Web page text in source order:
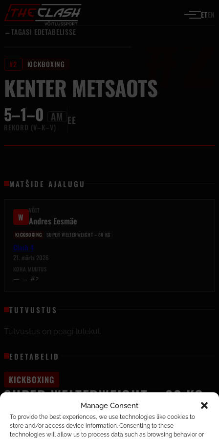
Manage Consent
To provide the best experiences, we use technologies like cookies to
store and/or access device information. Consenting to these
technologies will allow us to process data such as browsing behavior or
Liigu sisu juurde ETEN
←TAGASI EDETABELISSE #2
#2 KICKBOXING
KENTER METSAOTS
5–1–0 AM
REKORD (V–K–V)
EE
MATŠIDE AJALUGU
W
VÕIT
Andres Eesmäe
KICKBOXING SUPER WELTERWEIGHT – 80 KG
Clash 4
21. märts 2026
KOHA MUUTUS
— → #2
TUTVUSTUS
Tutvustus on peagi tulekul.
EDETABELID
KICKBOXING
SUPER WELTERWEIGHT – 80 KG
EDVINAS ŠIMONUTIS